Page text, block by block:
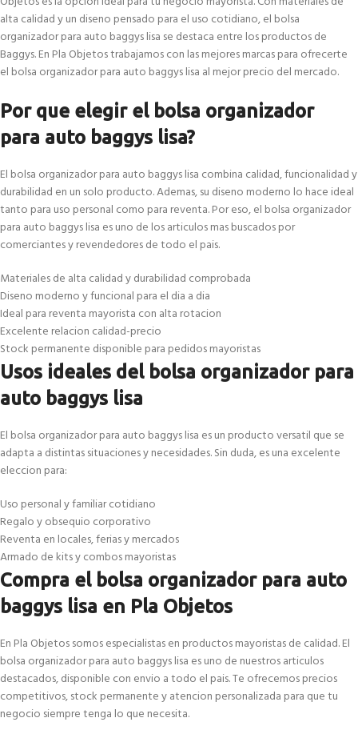
alta calidad y un diseno pensado para el uso cotidiano, el bolsa
organizador para auto baggys lisa se destaca entre los productos de
Baggys. En Pla Objetos trabajamos con las mejores marcas para ofrecerte
el bolsa organizador para auto baggys lisa al mejor precio del mercado.
Por que elegir el bolsa organizador
para auto baggys lisa?
El bolsa organizador para auto baggys lisa combina calidad, funcionalidad y
durabilidad en un solo producto. Ademas, su diseno moderno lo hace ideal
tanto para uso personal como para reventa. Por eso, el bolsa organizador
para auto baggys lisa es uno de los articulos mas buscados por
comerciantes y revendedores de todo el pais.
Materiales de alta calidad y durabilidad comprobada
Diseno moderno y funcional para el dia a dia
Ideal para reventa mayorista con alta rotacion
Excelente relacion calidad-precio
Stock permanente disponible para pedidos mayoristas
Usos ideales del bolsa organizador para
auto baggys lisa
El bolsa organizador para auto baggys lisa es un producto versatil que se
adapta a distintas situaciones y necesidades. Sin duda, es una excelente
eleccion para:
Uso personal y familiar cotidiano
Regalo y obsequio corporativo
Reventa en locales, ferias y mercados
Armado de kits y combos mayoristas
Compra el bolsa organizador para auto
baggys lisa en Pla Objetos
En Pla Objetos somos especialistas en productos mayoristas de calidad. El
bolsa organizador para auto baggys lisa es uno de nuestros articulos
destacados, disponible con envio a todo el pais. Te ofrecemos precios
competitivos, stock permanente y atencion personalizada para que tu
negocio siempre tenga lo que necesita.